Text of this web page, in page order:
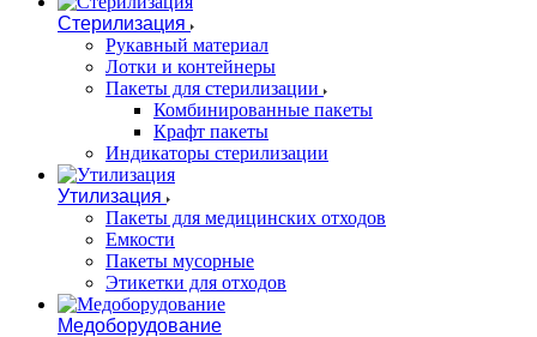
Стерилизация
Рукавный материал
Лотки и контейнеры
Пакеты для стерилизации
Комбинированные пакеты
Крафт пакеты
Индикаторы стерилизации
Утилизация
Пакеты для медицинских отходов
Емкости
Пакеты мусорные
Этикетки для отходов
Медоборудование